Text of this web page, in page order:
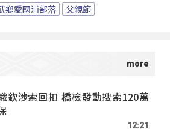
鄉愛國浦部落 父親節
欽涉索回扣 橋檢發動搜索120萬
12:21